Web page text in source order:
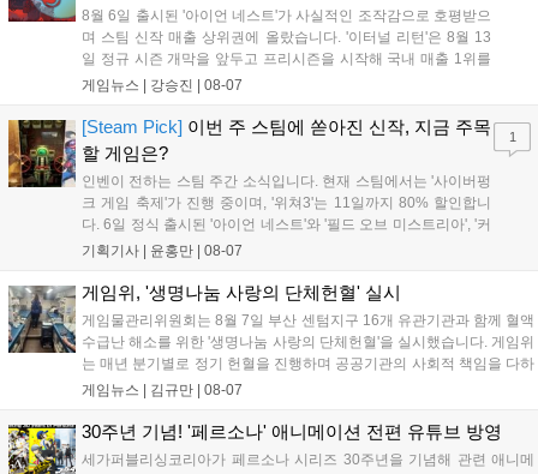
8월 6일 출시된 '아이언 네스트'가 사실적인 조작감으로 호평받으
며 스팀 신작 매출 상위권에 올랐습니다. '이터널 리턴'은 8월 13
일 정규 시즌 개막을 앞두고 프리시즌을 시작해 국내 매출 1위를
기록했습니다. 25주년을 맞은 '고스트 리콘' 시리즈는 8월 6일 쇼
'마블 투혼: 파이팅 소울즈'와 레트로 수리 시뮬레이션 '리스토
리'도 스팀에 정식 출시되었습니다....
게임뉴스 | 강승진 | 08-07
[Steam Pick] 이번 주 스팀에 쏟아진 신작, 지금 주목
할 게임은?
인벤이 전하는 스팀 주간 소식입니다. 현재 스팀에서는 '사이버펑
크 게임 축제'가 진행 중이며, '위쳐3'는 11일까지 80% 할인합니
다. 6일 정식 출시된 '아이언 네스트'와 '필드 오브 미스트리아', '커
세어 코브'가 호평받고 있습니다. 한편, 7일 출시된 '마블 투혼'은
다. 유비소프트의 '고스트리콘: 와일드랜드'는 7년 만의 대규모 업
기획기사 | 윤홍만 | 08-07
1
게임위, '생명나눔 사랑의 단체헌혈' 실시
게임물관리위원회는 8월 7일 부산 센텀지구 16개 유관기관과 함께 혈액
수급난 해소를 위한 '생명나눔 사랑의 단체헌혈'을 실시했습니다. 게임위
는 매년 분기별로 정기 헌혈을 진행하며 공공기관의 사회적 책임을 다하
고 있으며, 이번 행사에는 영화진흥위원회 등 14개 기관 임직원이 동참
따뜻한 실천에 참여한 모든 임직원에게 감사의 뜻을 전하며 헌혈 문화
게임뉴스 | 김규만 | 08-07
30주년 기념! '페르소나' 애니메이션 전편 유튜브 방영
세가퍼블리싱코리아가 페르소나 시리즈 30주년을 기념해 관련 애니메